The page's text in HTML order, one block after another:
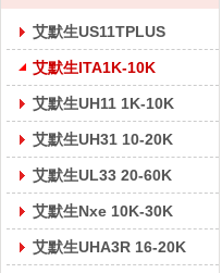
艾默生US11TPLUS
艾默生ITA1K-10K
艾默生UH11 1K-10K
艾默生UH31 10-20K
艾默生UL33 20-60K
艾默生Nxe 10K-30K
艾默生UHA3R 16-20K